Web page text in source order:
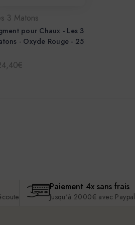
3 Matons
pour Chaux - Les 3
- Oxyde Rouge - 25
Paiement 4x sans frais
Jusqu'à 2000€ avec Paypal